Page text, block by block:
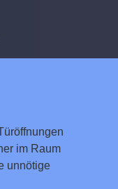
im Raum
unnötige